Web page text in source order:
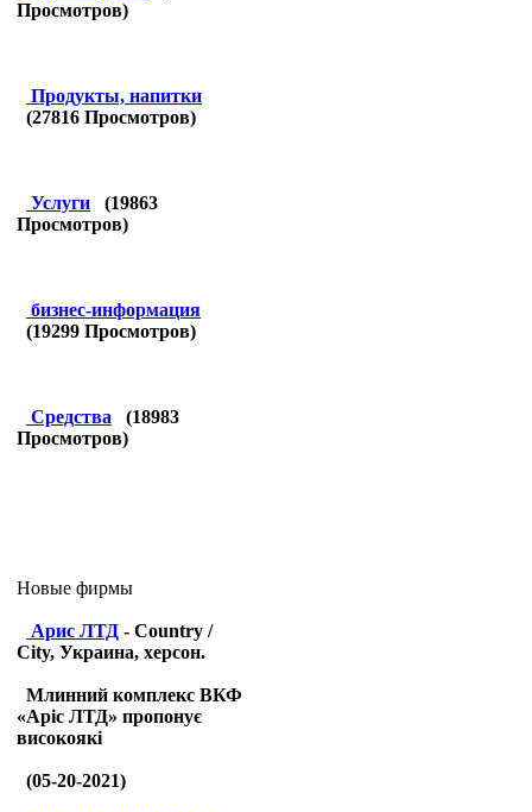
Просмотров)
Продукты, напитки
(27816 Просмотров)
Услуги (19863
Просмотров)
бизнес-информация
(19299 Просмотров)
Средства (18983
Просмотров)
Новые фирмы
Арис ЛТД - Country /
City, Украина, херсон.
Млинний комплекс ВКФ
«Аріс ЛТД» пропонує
високоякі
(05-20-2021)